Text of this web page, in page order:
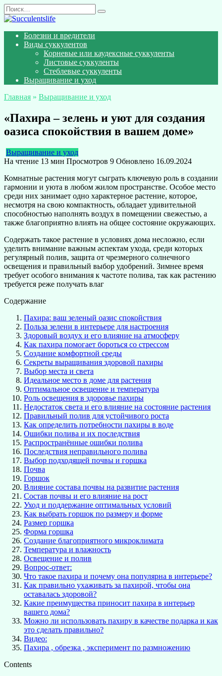
Перейти
к
Search
for:
Болезни и вредители
Виды суккулентов
Корневые или каудексные суккуленты
Листовые суккуленты
Стеблевые суккуленты
Выращивание и уход
Главная » Выращивание и уход
«Пахира – зелень и уют для создания
оазиса спокойствия в вашем доме»
Выращивание и уход
На чтение 13 мин Просмотров 9 Обновлено 16.09.2024
Комнатные растения могут сыграть ключевую роль в создании
гармонии и уюта в любом жилом пространстве. Особое место
среди них занимает одно характерное растение, которое,
несмотря на свою компактность, обладает удивительной
способностью наполнять воздух в помещении свежестью, а
также благоприятно влиять на общее состояние окружающих.
Содержать такое растение в условиях дома несложно, если
уделить внимание важным аспектам ухода, среди которых
регулярный полив, защита от чрезмерного солнечного
освещения и правильный выбор удобрений. Зимнее время
требует особого внимания к частоте полива, так как растению
требуется реже получать влаг
Содержание
Пахира: ваш зеленый оазис спокойствия
Польза зелени в интерьере для настроения
Здоровый воздух и его влияние на атмосферу
Как пахира помогает бороться со стрессом
Создание комфортной среды
Секреты выращивания здоровой пахиры
Выбор места и света
Идеальное место в доме для растения
Оптимальное освещение и температура
Роль освещения в здоровье пахиры
Недостаток света и его влияние на состояние растения
Правильный полив для устойчивого роста
Как определить потребности пахиры в воде
Ошибки полива и их последствия
Распространённые ошибки полива
Последствия неправильного полива
Выбор подходящей почвы и горшка
Почва
Горшок
Влияние состава почвы на развитие растения
Состав почвы и его влияние на рост
Уход и поддержание оптимальных условий
Как выбрать горшок по размеру и форме
Размер горшка
Форма горшка
Создание благоприятного микроклимата
Температура и влажность
Освещение и полив
Вопрос-ответ:
Что такое пахира и почему она популярна в интерьере?
Как правильно ухаживать за пахирой, чтобы она
оставалась здоровой?
Какие преимущества приносит пахира в интерьер
вашего дома?
Можно ли использовать пахиру в качестве подарка и как
это сделать правильно?
Видео:
Пахира , обрезка , эксперимент по размножению
Contents